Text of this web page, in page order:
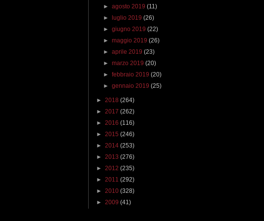
►agosto 2019(11)
►
luglio 2019(26)
►giugno 2019(22)
►maggio 2019(26)
►aprile 2019(23)
►marzo 2019(20)
►febbraio 2019(20)
►gennaio 2019(25)
► 2018 (264)
► 2017 (262)
► 2016 (116)
► 2015 (246)
► 2014 (253)
► 2013 (276)
► 2012 (235)
► 2011 (292)
► 2010 (328)
► 2009 (41)